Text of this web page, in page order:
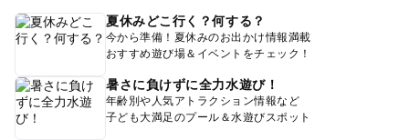
夏休みどこ行く？何する？
今から準備！夏休みのお出かけ情報満載
おすすめ遊び場＆イベントをチェック！
暑さに負けずに全力水遊び！
年齢別や人気アトラクション情報など
子ども大満足のプール＆水遊びスポット